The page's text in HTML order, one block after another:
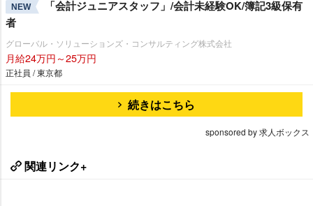
NEW
「会計ジュニアスタッフ」/会計未経験OK/簿記3級保有
者
グローバル・ソリューションズ・コンサルティング株式会社
月給24万円～25万円
正社員 / 東京都
続きはこちら
sponsored by 求人ボックス
関連リンク+